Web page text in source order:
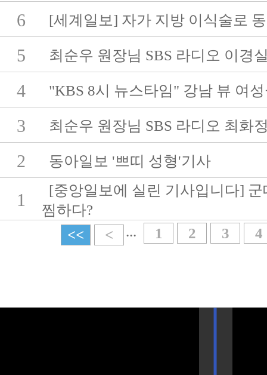
6 [세계일보] 자가 지방 이식술로
5 최순우 원장님 SBS 라디오 이경
4 "KBS 8시 뉴스타임" 강남 뷰 여
3 최순우 원장님 SBS 라디오 최화
2 동아일보 '쁘띠 성형'기사
1
[중앙일보에 실린 기사입니다] 군
찜하다?
...